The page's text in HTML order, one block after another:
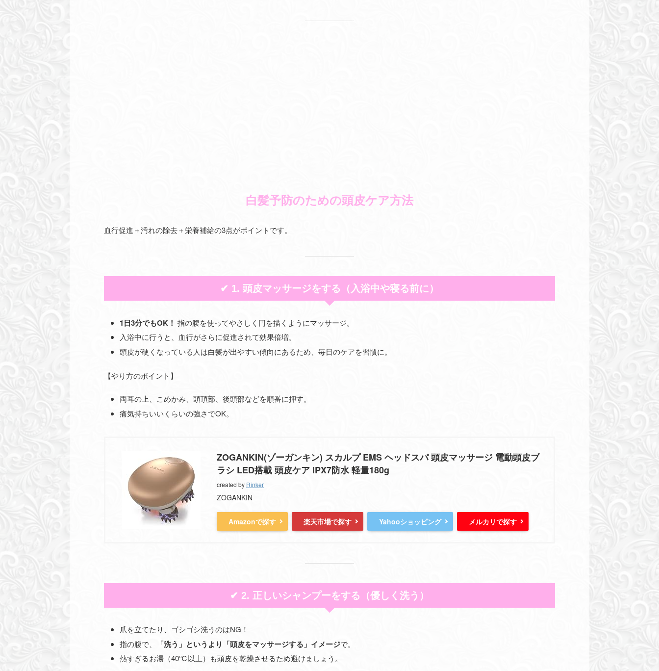
白髪予防のための頭皮ケア方法
血行促進＋汚れの除去＋栄養補給の3点がポイントです。
✔ 1. 頭皮マッサージをする（入浴中や寝る前に）
1日3分でもOK！ 指の腹を使ってやさしく円を描くようにマッサージ。
入浴中に行うと、血行がさらに促進されて効果倍増。
頭皮が硬くなっている人は白髪が出やすい傾向にあるため、毎日のケアを習慣に。
【やり方のポイント】
両耳の上、こめかみ、頭頂部、後頭部などを順番に押す。
痛気持ちいいくらいの強さでOK。
ZOGANKIN(ゾーガンキン) スカルプ EMS ヘッドスパ 頭皮マッサージ 電動頭皮ブ
ラシ LED搭載 頭皮ケア IPX7防水 軽量180g
created by Rinker
ZOGANKIN
Amazonで探す 楽天市場で探す Yahooショッピング メルカリで探す
✔ 2. 正しいシャンプーをする（優しく洗う）
爪を立てたり、ゴシゴシ洗うのはNG！
指の腹で、
「洗う」というより「頭皮をマッサージする」イメージで。
熱すぎるお湯（40℃以上）も頭皮を乾燥させるため避けましょう。